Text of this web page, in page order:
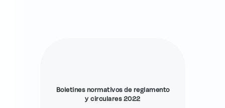
Boletines normativos de reglamento
y circulares 2022